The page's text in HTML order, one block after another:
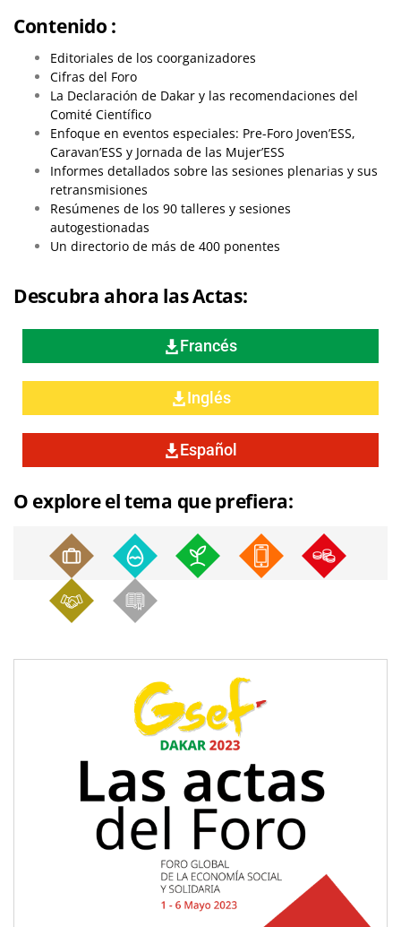
Contenido :
Editoriales de los coorganizadores
Cifras del Foro
La Declaración de Dakar y las recomendaciones del
Comité Científico
Enfoque en eventos especiales: Pre-Foro Joven’ESS,
Caravan’ESS y Jornada de las Mujer’ESS
Informes detallados sobre las sesiones plenarias y sus
retransmisiones
Resúmenes de los 90 talleres y sesiones
autogestionadas
Un directorio de más de 400 ponentes
Descubra ahora las Actas:
Francés
Inglés
Español
O explore el tema que prefiera: